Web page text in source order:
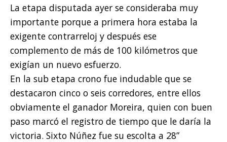
La etapa disputada ayer se consideraba muy
importante porque a primera hora estaba la
exigente contrarreloj y después ese
complemento de más de 100 kilómetros que
exigían un nuevo esfuerzo.
En la sub etapa crono fue indudable que se
destacaron cinco o seis corredores, entre ellos
obviamente el ganador Moreira, quien con buen
paso marcó el registro de tiempo que le daría la
victoria. Sixto Núñez fue su escolta a 28”